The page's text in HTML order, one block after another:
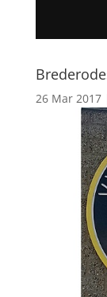
26 Mar 2017